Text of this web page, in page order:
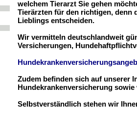
welchem Tierarzt Sie gehen
Tierärzten für den richtigen, denn
Lieblings entscheiden.
Wir vermitteln deutschlandweit
Versicherungen,
Zudem befinden sich auf unserer
Hundekrankenversicherung
Selbstverständlich stehen wir